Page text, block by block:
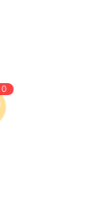
0
de
na Prefeitura de